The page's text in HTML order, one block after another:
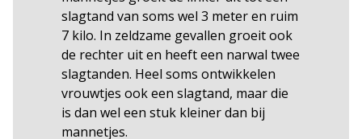
slagtand van soms wel 3 meter en ruim
7 kilo. In zeldzame gevallen groeit ook
de rechter uit en heeft een narwal twee
slagtanden. Heel soms ontwikkelen
vrouwtjes ook een slagtand, maar die
is dan wel een stuk kleiner dan bij
mannetjes.